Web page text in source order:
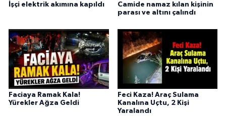
İşçi elektrik akımına kapıldı
Camide namaz kılan kişinin
parası ve altını çalındı
Faciaya Ramak Kala!
Yürekler Ağza Geldi
Feci Kaza! Araç Sulama
Kanalına Uçtu, 2 Kişi
Yaralandı